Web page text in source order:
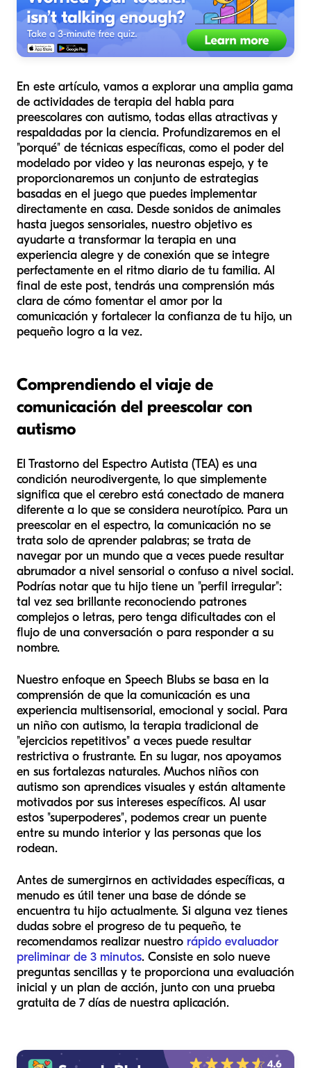
En este artículo, vamos a explorar una amplia gama
de actividades de terapia del habla para
preescolares con autismo, todas ellas atractivas y
respaldadas por la ciencia. Profundizaremos en el
"porqué" de técnicas específicas, como el poder del
modelado por video y las neuronas espejo, y te
proporcionaremos un conjunto de estrategias
basadas en el juego que puedes implementar
directamente en casa. Desde sonidos de animales
hasta juegos sensoriales, nuestro objetivo es
ayudarte a transformar la terapia en una
experiencia alegre y de conexión que se integre
perfectamente en el ritmo diario de tu familia. Al
final de este post, tendrás una comprensión más
clara de cómo fomentar el amor por la
comunicación y fortalecer la confianza de tu hijo, un
pequeño logro a la vez.
Comprendiendo el viaje de
comunicación del preescolar con
autismo
El Trastorno del Espectro Autista (TEA) es una
condición neurodivergente, lo que simplemente
significa que el cerebro está conectado de manera
diferente a lo que se considera neurotípico. Para un
preescolar en el espectro, la comunicación no se
trata solo de aprender palabras; se trata de
navegar por un mundo que a veces puede resultar
abrumador a nivel sensorial o confuso a nivel social.
Podrías notar que tu hijo tiene un "perfil irregular":
tal vez sea brillante reconociendo patrones
complejos o letras, pero tenga dificultades con el
flujo de una conversación o para responder a su
nombre.
Nuestro enfoque en Speech Blubs se basa en la
comprensión de que la comunicación es una
experiencia multisensorial, emocional y social. Para
un niño con autismo, la terapia tradicional de
"ejercicios repetitivos" a veces puede resultar
restrictiva o frustrante. En su lugar, nos apoyamos
en sus fortalezas naturales. Muchos niños con
autismo son aprendices visuales y están altamente
motivados por sus intereses específicos. Al usar
estos "superpoderes", podemos crear un puente
entre su mundo interior y las personas que los
rodean.
Antes de sumergirnos en actividades específicas, a
menudo es útil tener una base de dónde se
encuentra tu hijo actualmente. Si alguna vez tienes
dudas sobre el progreso de tu pequeño, te
recomendamos realizar nuestro rápido evaluador
preliminar de 3 minutos. Consiste en solo nueve
preguntas sencillas y te proporciona una evaluación
inicial y un plan de acción, junto con una prueba
gratuita de 7 días de nuestra aplicación.